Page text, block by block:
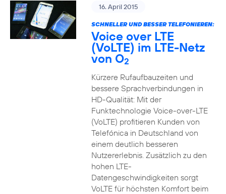
16. April 2015
SCHNELLER UND BESSER TELEFONIEREN:
Voice over LTE
(VoLTE) im LTE-Netz
von O2
Kürzere Rufaufbauzeiten und
bessere Sprachverbindungen in
HD-Qualität: Mit der
Funktechnologie Voice-over-LTE
(VoLTE) profitieren Kunden von
Telefónica in Deutschland von
einem deutlich besseren
Nutzererlebnis. Zusätzlich zu den
hohen LTE-
Datengeschwindigkeiten sorgt
VoLTE für höchsten Komfort beim